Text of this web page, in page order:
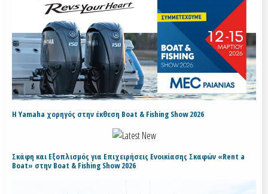
H Yamaha χορηγός στην έκθεση Boat & Fishing Show 2026
Σκάφη και Εξοπλισμός για Επιχειρήσεις Ενοικίασης Σκαφών «Rent a
Boat» στην Boat & Fishing Show 2026